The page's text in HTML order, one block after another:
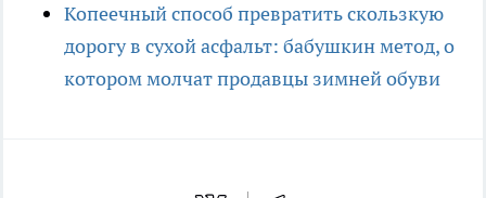
Копеечный способ превратить скользкую
дорогу в сухой асфальт: бабушкин метод, о
котором молчат продавцы зимней обуви